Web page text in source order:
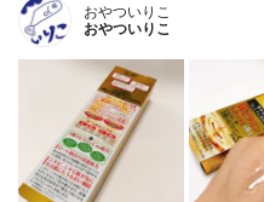
おやついりこ
おやついりこ